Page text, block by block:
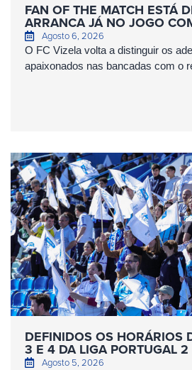
FAN OF THE MATCH ESTÁ
ARRANCA JÁ NO JOGO
Agosto 6, 2026
O FC Vizela volta a distinguir os
apaixonados nas bancadas com o
DEFINIDOS OS HORÁRIOS
3 E 4 DA LIGA PORTUGAL 2
Agosto 5, 2026